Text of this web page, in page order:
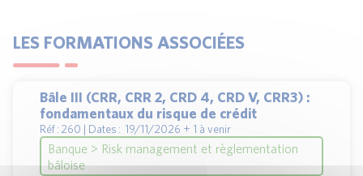
LES FORMATIONS ASSOCIÉES
Bâle III (CRR, CRR 2, CRD 4, CRD V, CRR3) :
fondamentaux du risque de crédit
Réf : 260 | Dates : 19/11/2026 + 1 à venir
Banque > Risk management et règlementation
bâloise